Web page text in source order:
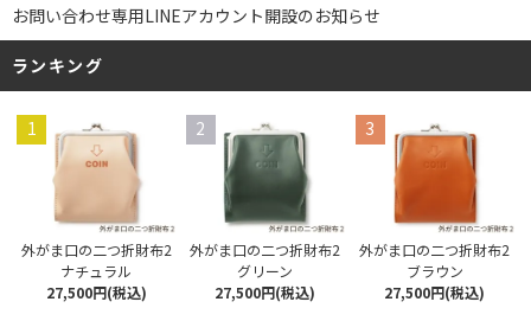
お問い合わせ専用LINEアカウント開設のお知らせ
ランキング
1
外がま口の二つ折財布2
ナチュラル
27,500円(税込)
2
外がま口の二つ折財布2
グリーン
27,500円(税込)
3
外がま口の二つ折財布2
ブラウン
27,500円(税込)